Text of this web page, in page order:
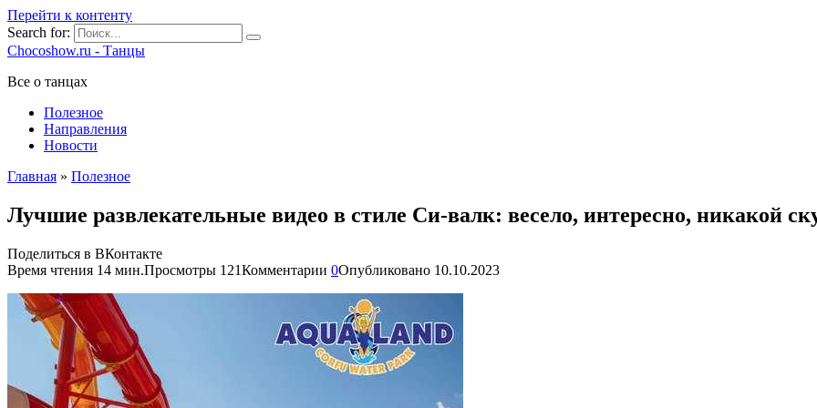
Перейти к контенту
Search for:
Chocoshow.ru - Танцы
Все о танцах
Полезное
Направления
Новости
Главная » Полезное
Лучшие развлекательные видео в стиле Си-валк: весело, интересно, никакой
Поделиться в ВКонтакте
Время чтения 14 мин.Просмотры 121Комментарии 0Опубликовано 10.10.2023